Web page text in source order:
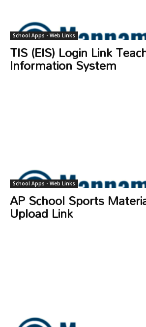
School Apps - Web Links
TIS (EIS) Login Link
Information System
School Apps - Web Links
AP School Sports
Upload Link